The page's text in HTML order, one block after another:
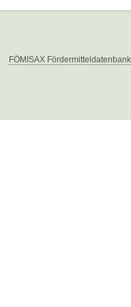
FÖMISAX Fördermitteldatenbank